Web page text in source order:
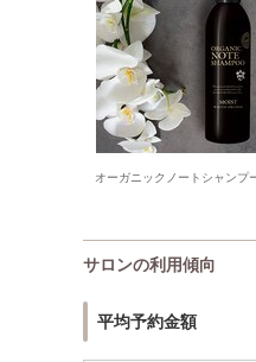
オーガニックノートシャンプ
サロンの利用傾向
平均予約金額